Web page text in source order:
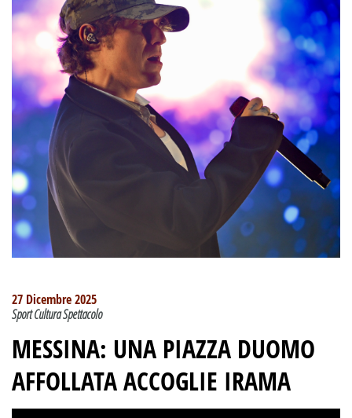
27 Dicembre 2025
Sport Cultura Spettacolo
MESSINA: UNA PIAZZA DUOMO
AFFOLLATA ACCOGLIE IRAMA